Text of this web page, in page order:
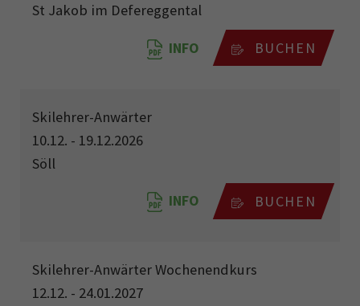
St Jakob im Defereggental
INFO BUCHEN
Skilehrer-Anwärter
10.12. - 19.12.2026
Söll
INFO BUCHEN
Skilehrer-Anwärter Wochenendkurs
12.12. - 24.01.2027